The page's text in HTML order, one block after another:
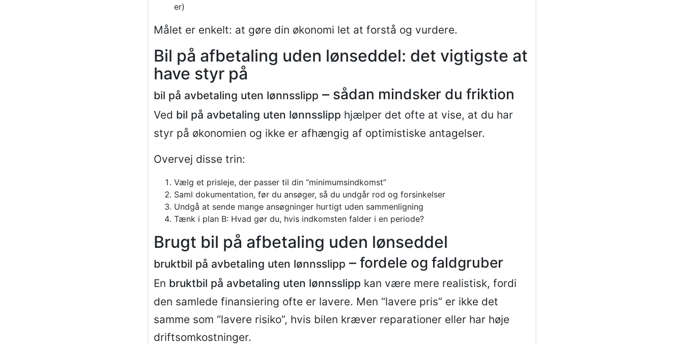
er)
Målet er enkelt: at gøre din økonomi let at forstå og vurdere.
Bil på afbetaling uden lønseddel: det vigtigste at
have styr på
bil på avbetaling uten lønnsslipp – sådan mindsker du friktion
Ved bil på avbetaling uten lønnsslipp hjælper det ofte at vise, at du har
styr på økonomien og ikke er afhængig af optimistiske antagelser.
Overvej disse trin:
Vælg et prisleje, der passer til din “minimumsindkomst”
Saml dokumentation, før du ansøger, så du undgår rod og forsinkelser
Undgå at sende mange ansøgninger hurtigt uden sammenligning
Tænk i plan B: Hvad gør du, hvis indkomsten falder i en periode?
Brugt bil på afbetaling uden lønseddel
bruktbil på avbetaling uten lønnsslipp – fordele og faldgruber
En bruktbil på avbetaling uten lønnsslipp kan være mere realistisk, fordi
den samlede finansiering ofte er lavere. Men “lavere pris” er ikke det
samme som “lavere risiko”, hvis bilen kræver reparationer eller har høje
driftsomkostninger.